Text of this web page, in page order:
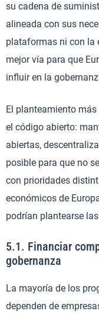
su cadena de
alineada con sus
plataformas ni con la
mejor vía para que
influir en la
El planteamiento
el código abierto:
abiertas,
posible para que no
con prioridades
económicos de
podrían plantearse
5.1. Financiar
gobernanza
La mayoría de los
dependen de